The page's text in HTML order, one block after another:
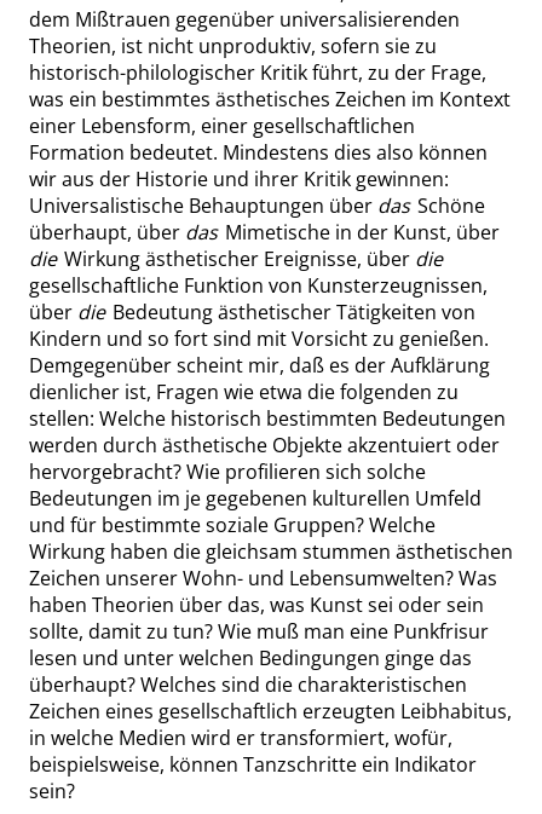
dem Mißtrauen gegenüber universalisierenden
Theorien, ist nicht unproduktiv, sofern sie zu
historisch-philologischer Kritik führt, zu der Frage,
was ein bestimmtes ästhetisches Zeichen im Kontext
einer Lebensform, einer gesellschaftlichen
Formation bedeutet. Mindestens dies also können
wir aus der Historie und ihrer Kritik gewinnen:
Universalistische Behauptungen über das Schöne
überhaupt, über das Mimetische in der Kunst, über
die Wirkung ästhetischer Ereignisse, über die
gesellschaftliche Funktion von Kunsterzeugnissen,
über die Bedeutung ästhetischer Tätigkeiten von
Kindern und so fort sind mit Vorsicht zu genießen.
Demgegenüber scheint mir, daß es der Aufklärung
dienlicher ist, Fragen wie etwa die folgenden zu
stellen: Welche historisch bestimmten Bedeutungen
werden durch ästhetische Objekte akzentuiert oder
hervorgebracht? Wie profilieren sich solche
Bedeutungen im je gegebenen kulturellen Umfeld
und für bestimmte soziale Gruppen? Welche
Wirkung haben die gleichsam stummen ästhetischen
Zeichen unserer Wohn- und Lebensumwelten? Was
haben Theorien über das, was Kunst sei oder sein
sollte, damit zu tun? Wie muß man eine Punkfrisur
lesen und unter welchen Bedingungen ginge das
überhaupt? Welches sind die charakteristischen
Zeichen eines gesellschaftlich erzeugten Leibhabitus,
in welche Medien wird er transformiert, wofür,
beispielsweise, können Tanzschritte ein Indikator
sein?